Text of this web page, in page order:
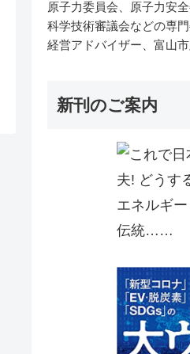
原子力委員会、原子力安
科学技術審議会などの専
経営アドバイザー、富山
新刊のご案内